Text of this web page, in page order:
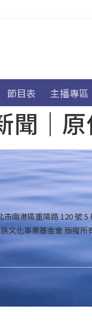
節目表 主播專區
聞｜
市南港區重陽路 120 號 5
文化事業基金會 版權所